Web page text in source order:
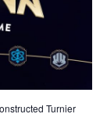
Turnier